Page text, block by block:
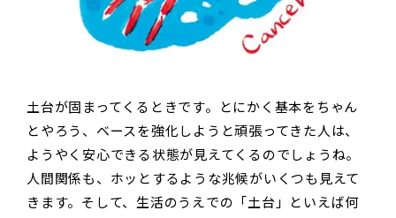
土台が固まってくるときです。とにかく基本をちゃん
とやろう、ベースを強化しようと頑張ってきた人は、
ようやく安心できる状態が見えてくるのでしょうね。
人間関係も、ホッとするような兆候がいくつも見えて
きます。そして、生活のうえでの「土台」といえば何